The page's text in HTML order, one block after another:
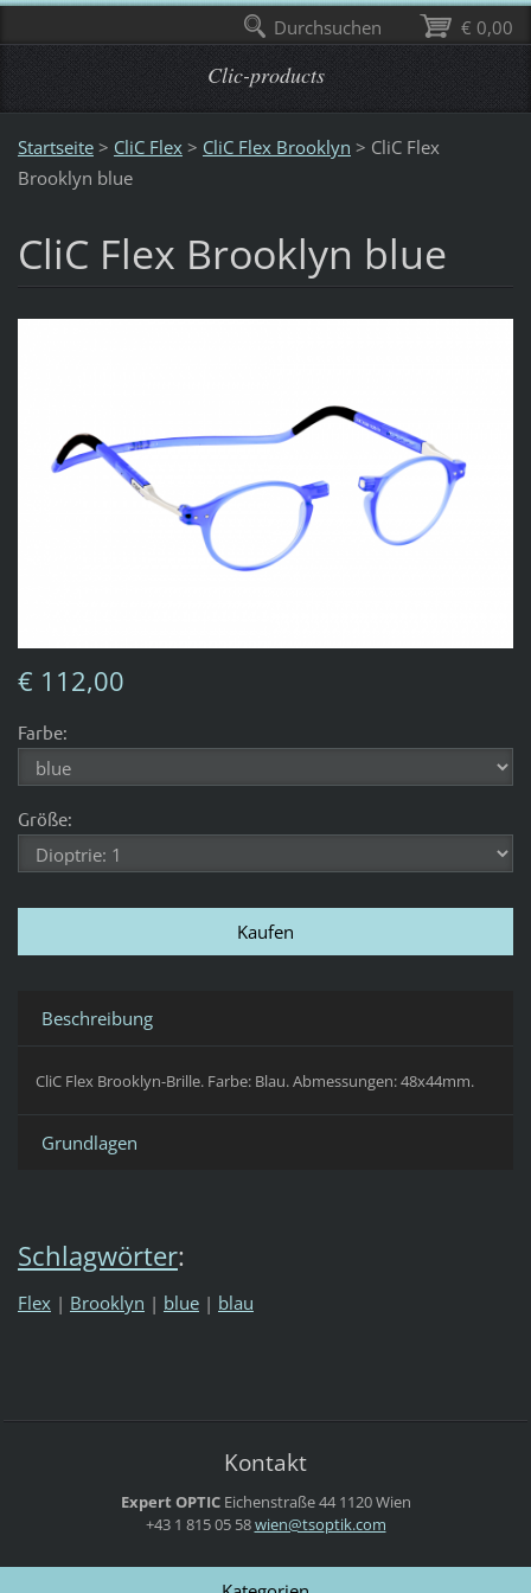
Clic-products
Startseite > CliC Flex > CliC Flex Brooklyn > CliC Flex
Brooklyn blue
CliC Flex Brooklyn blue
€ 112,00
Farbe:
Größe:
Beschreibung
CliC Flex Brooklyn-Brille. Farbe: Blau.Abmessungen:48x44mm.
Grundlagen
Schlagwörter:
Flex | Brooklyn | blue | blau
Kontakt
Expert OPTIC Eichenstraße 441120 Wien
+43 1 815 05 58wien@tsoptik.com
€ 0,00
Durchsuchen